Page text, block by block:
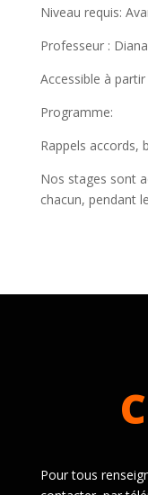
Niveau requis:
Professeur : Diana
Accessible à
Programme:
Rappels accords,
Nos stages sont
chacun, pendant
Pour tous